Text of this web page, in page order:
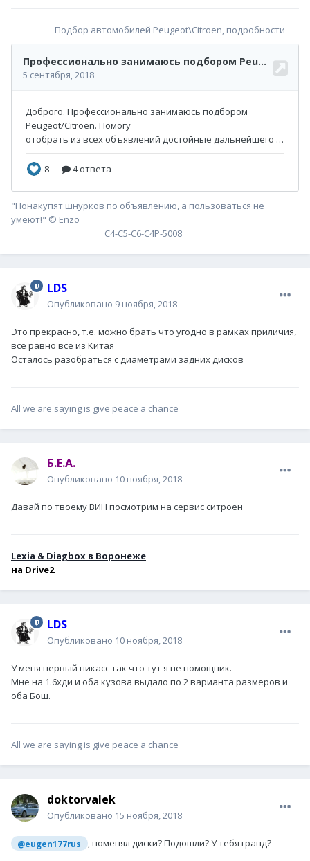
Подбор автомобилей Peugeot\Citroen, подробности
"Понакупят шнурков по объявлению, а пользоваться не
умеют!" © Enzo
С4-С5-С6-С4P-5008
LDS
Опубликовано 9 ноября, 2018
Это прекрасно, т.е. можно брать что угодно в рамках приличия,
все равно все из Китая
Осталось разобраться с диаметрами задних дисков
All we are saying is give peace a chance
Б.Е.А.
Опубликовано 10 ноября, 2018
Давай по твоему ВИН посмотрим на сервис ситроен
Lexia & Diagbox в Воронеже
на Drive2
LDS
Опубликовано 10 ноября, 2018
У меня первый пикасс так что тут я не помощник.
Мне на 1.6хди и оба кузова выдало по 2 варианта размеров и
оба Бош.
All we are saying is give peace a chance
doktorvalek
Опубликовано 15 ноября, 2018
@eugen177rus , поменял диски? Подошли? У тебя гранд?